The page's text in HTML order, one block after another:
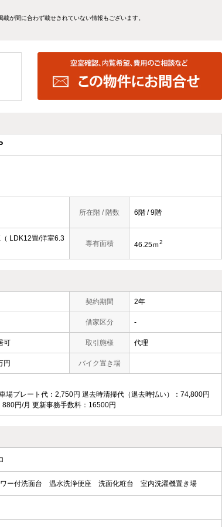
が間に合わず載せきれていない情報もございます。
所在階 / 階数 6階 / 9階
LDK12畳/洋室6.3
専有面積 46.25ｍ2
契約期間 2年
借家区分 -
可 取引態様 代理
円 バイク置き場
プレート代：2,750円 退去時清掃代（退去時払い）：74,800円
円/月 更新事務手数料：16500円
ー付洗面台 温水洗浄便座 洗面化粧台 室内洗濯機置き場